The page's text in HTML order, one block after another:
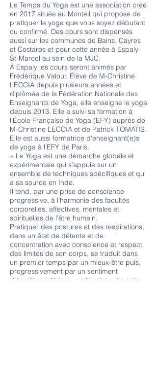
Le Temps du Yoga est une association crée
en 2017 située au Monteil qui propose de
pratiquer le yoga que vous soyez débutant
ou confirmé. Des cours sont dispensés
aussi sur les communes de Bains, Cayres
et Costaros et pour cette année à Espaly-
St-Marcel au sein de la MJC.
À Espaly les cours seront animés par
Frédérique Valour. Élève de M-Christine
LECCIA depuis plusieurs années et
diplômée de la Fédération Nationale des
Enseignants de Yoga, elle enseigne le yoga
depuis 2013. Elle a suivi sa formation à
l’École Française de Yoga (EFY) auprès de
M-Christine LECCIA et de Patrick TOMATIS.
Elle est aussi formatrice d'enseignant(e)s
de yoga à l’EFY de Paris.
« Le Yoga est une démarche globale et
expérimentale qui s’appuie sur un
ensemble de techniques spécifiques et qui
a sa source en Inde.
Il tend, par une prise de conscience
progressive, à l’harmonie des facultés
corporelles, affectives, mentales et
spirituelles de l’être humain.
Pratiquer des postures et des respirations,
dans un état de détente et de
concentration avec conscience et respect
des limites de son corps, se traduit dans
un premier temps par un mieux-être puis,
progressivement par un sentiment
d’équilibre intérieur : unité retrouvée entre